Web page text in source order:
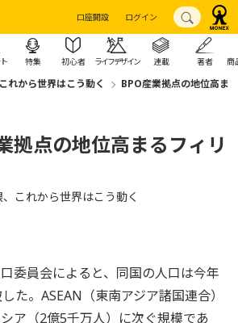
口座開設 ログイン
特集 初心者 ライフデザイン 連載 著者 商
れから世界はこう動く
BPO産業拠点の地位高ま
拠点の地位高まるフィリ
これから世界はこう動く
委員会によると、同国の人口は今年
た。ASEAN（東南アジア諸国連合）
ア（2億5千万人）に次ぐ規模であ